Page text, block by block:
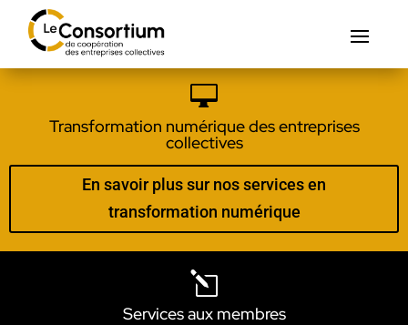

Transformation numérique des entreprises
collectives
En savoir plus sur nos services en
transformation numérique
l
Services aux membres